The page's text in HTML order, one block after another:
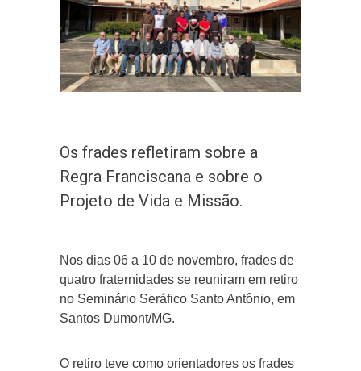
Os frades refletiram sobre a
Regra Franciscana e sobre o
Projeto de Vida e Missão.
Nos dias 06 a 10 de novembro, frades de
quatro fraternidades se reuniram em retiro
no Seminário Seráfico Santo Antônio, em
Santos Dumont/MG.
O retiro teve como orientadores os frades